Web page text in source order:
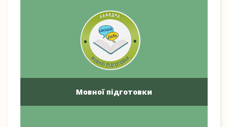
Мовної підготовки